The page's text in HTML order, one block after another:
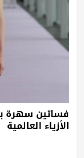
فساتين سهرة
الأزياء العالمية